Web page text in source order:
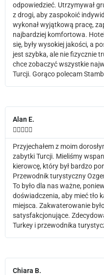
odpowiedzieć. Utrzymywał
z drogi, aby zaspokoić
wykonał wyjątkową pracę,
najbardziej komfortowa.
się, były wysokiej jakości, a
jest szybka, ale nie fizycznie
chce zobaczyć wszystkie
Turcji. Gorąco polecam
Alan E.

Przyjechałem z moim
zabytki Turcji. Mieliśmy
kierowcę, który był bardzo
Przewodnik turystyczny
To było dla nas ważne,
doświadczenia, aby mieć tło
miejsca. Zakwaterowanie
satysfakcjonujące.
Turkey i przewodnika
Chiara B.